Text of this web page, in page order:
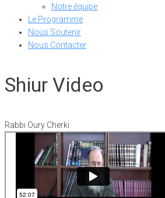
Notre équipe
Le Programme
Nous Soutenir
Nous Contacter
Shiur Video
Rabbi Oury Cherki